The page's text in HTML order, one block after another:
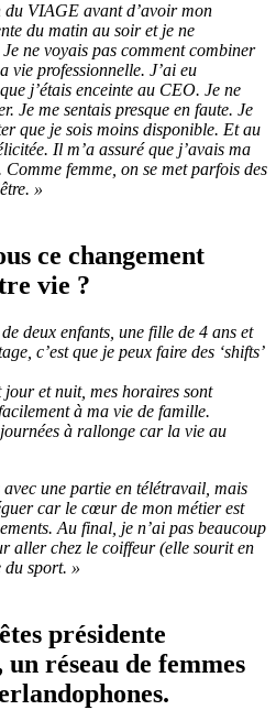
du VIAGE avant d’avoir mon
du matin au soir et je ne
ne voyais pas comment combiner
vie professionnelle. J’ai eu
j’étais enceinte au CEO. Je ne
Je me sentais presque en faute. Je
que je sois moins disponible. Et au
Il m’a assuré que j’avais ma
femme, on se met parfois des
»
ce changement
vie ?
deux enfants, une fille de 4 ans et
c’est que je peux faire des ‘shifts’
et nuit, mes horaires sont
à ma vie de famille.
à rallonge car la vie au
avec une partie en télétravail, mais
car le cœur de mon métier est
Au final, je n’ai pas beaucoup
aller chez le coiffeur (elle sourit en
du sport. »
présidente
réseau de femmes